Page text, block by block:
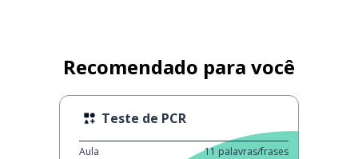
Recomendado para você
Teste de PCR
Aula 11 palavras/frases